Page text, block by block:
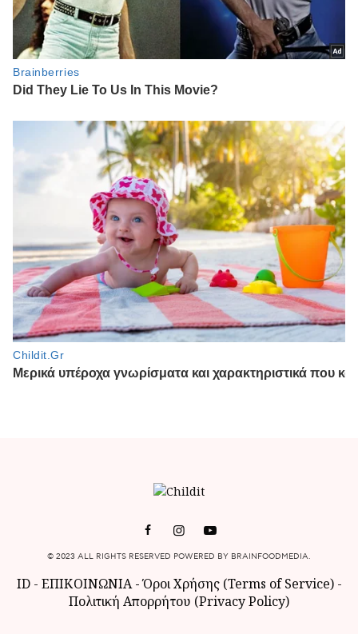
© 2023 ALL RIGHTS RESERVED POWERED BY BRAINFOODMEDIA.
ID- ΕΠΙΚΟΙΝΩΝΙΑ-Όροι Χρήσης (Terms of Service)-
Πολιτική Απορρήτου (Privacy Policy)